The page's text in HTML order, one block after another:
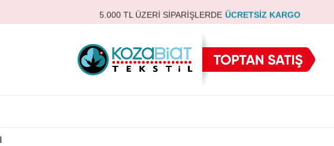
5.000 TL ÜZERİ SİPARİŞLERDE ÜCRETSİZ KARGO
YENİ BAYİLERE ÖZEL %10 İNDİRİM